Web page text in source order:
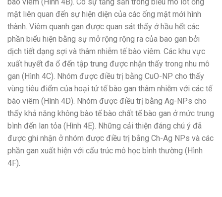
bào viêm (Hình 4B). Có sự tăng sản trong biểu mô lót ống
mật liên quan đến sự hiện diện của các ống mật mới hình
thành. Viêm quanh gan được quan sát thấy ở hầu hết các
phần biểu hiện bằng sự mở rộng rộng ra của bao gan bởi
dịch tiết dạng sợi và thâm nhiễm tế bào viêm. Các khu vực
xuất huyết đa ổ đến tập trung được nhận thấy trong nhu mô
gan (Hình 4C). Nhóm được điều trị bằng CuO-NP cho thấy
vùng tiêu điểm của hoại tử tế bào gan thâm nhiễm với các tế
bào viêm (Hình 4D). Nhóm được điều trị bằng Ag-NPs cho
thấy khả năng không bào tế bào chất tế bào gan ở mức trung
bình đến lan tỏa (Hình 4E). Những cải thiện đáng chú ý đã
được ghi nhận ở nhóm được điều trị bằng Ch-Ag NPs và các
phần gan xuất hiện với cấu trúc mô học bình thường (Hình
4F).